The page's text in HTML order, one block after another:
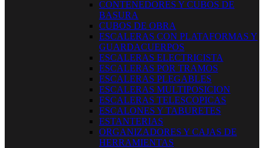
CONTENEDORES Y CUBOS DE
BASURA
CUBOS DE OBRA
ESCALERAS CON PLATAFORMAS Y
GUARDACUERPOS
ESCALERAS ELECTRICISTA
ESCALERAS POR TRAMOS
ESCALERAS PLEGABLES
ESCALERAS MULTIPOSICION
ESCALERAS TELESCOPICAS
ESCALONES Y TABURETES
ESTANTERIAS
ORGANIZADORES Y CAJAS DE
HERRAMIENTAS